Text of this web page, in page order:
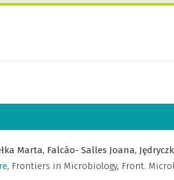
Marta, Falcão- Salles Joana,
, Frontiers in Microbiology, Front.